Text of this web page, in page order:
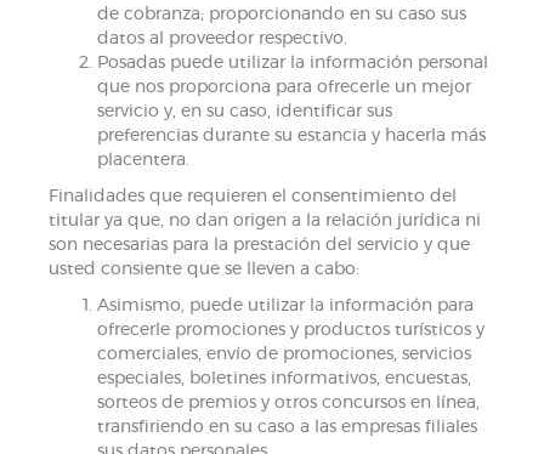
de cobranza; proporcionando en su caso sus
datos al proveedor respectivo.
Posadas puede utilizar la información personal
que nos proporciona para ofrecerle un mejor
servicio y, en su caso, identificar sus
preferencias durante su estancia y hacerla más
placentera.
Finalidades que requieren el consentimiento del
titular ya que, no dan origen a la relación jurídica ni
son necesarias para la prestación del servicio y que
usted consiente que se lleven a cabo:
Asimismo, puede utilizar la información para
ofrecerle promociones y productos turísticos y
comerciales, envío de promociones, servicios
especiales, boletines informativos, encuestas,
sorteos de premios y otros concursos en línea,
transfiriendo en su caso a las empresas filiales